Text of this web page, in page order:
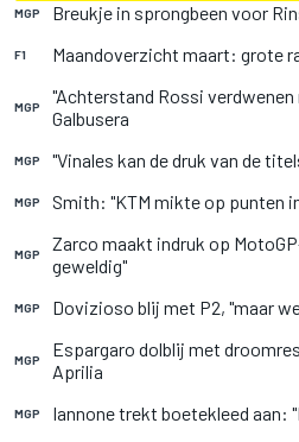
MGP Breukje in sprongbeen voor
F1 Maandoverzicht maart: grote
MGP
"Achterstand Rossi verdwenen
Galbusera
MGP "Vinales kan de druk van de
MGP Smith: "KTM mikte op punten
MGP
Zarco maakt indruk op
geweldig"
MGP Dovizioso blij met P2, "maar
MGP
Espargaro dolblij met
Aprilia
MGP Iannone trekt boetekleed aan: